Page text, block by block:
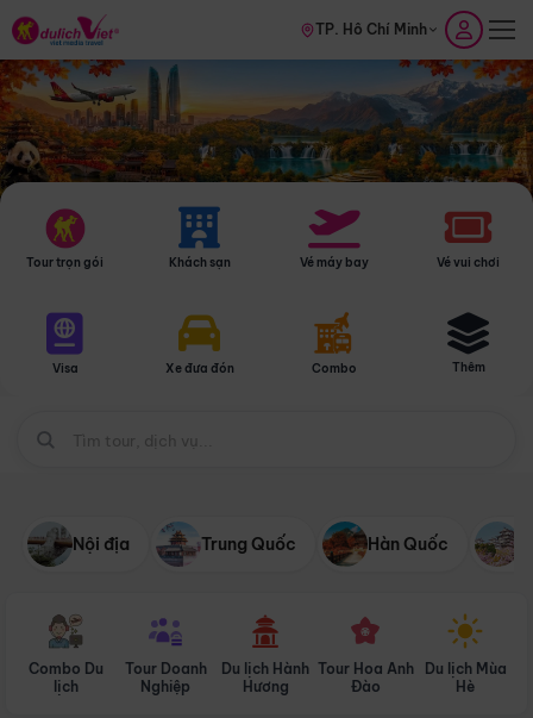
TP. Hồ Chí Minh
Tour trọn gói Khách sạn Vé máy bay Vé vui chơi
Visa Xe đưa đón Combo Thêm
Nội địa Trung Quốc Hàn Quốc
Combo Du
lịch
Tour Doanh
Nghiệp
Du lịch Hành
Hương
Tour Hoa Anh
Đào
Du lịch Mùa
Hè